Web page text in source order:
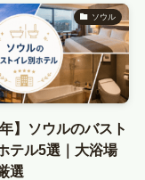
ソウル
年】ソウルのバスト
テル5選｜大浴場
選